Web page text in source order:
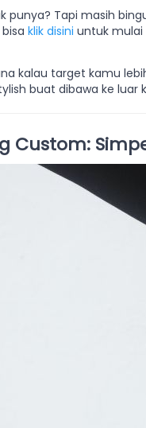
punya? Tapi masih
klik disini untuk
kalau target kamu
buat dibawa ke luar
Custom: